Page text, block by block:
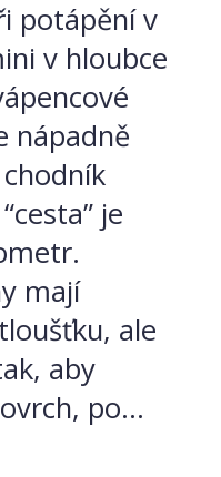
potápění v
v hloubce
nápadně
je
mají
ale
aby
po...